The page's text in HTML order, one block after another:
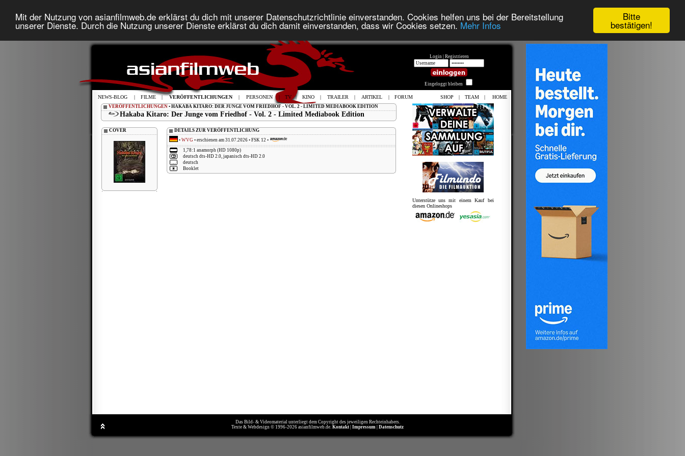
Bitte
bestätigen!
Mit der Nutzung von asianfilmweb.de erklärst du dich mit unserer Datenschutzrichtlinie einverstanden. Cookies helfen uns bei der Bereitstellung
unserer Dienste. Durch die Nutzung unserer Dienste erklärst du dich damit einverstanden, dass wir Cookies setzen. Mehr Infos
NEWS-BLOG | FILME | VERÖFFENTLICHUNGEN | PERSONEN | TV | KINO | TRAILER | ARTIKEL | FORUM SHOP | TEAM | HOME
Login | Registrieren
Eingeloggt bleiben
VERÖFFENTLICHUNGEN • HAKABA KITARO: DER JUNGE VOM FRIEDHOF - VOL. 2 - LIMITED MEDIABOOK EDITION
Hakaba Kitaro: Der Junge vom Friedhof - Vol. 2 - Limited Mediabook Edition
COVER
DETAILS ZUR VERÖFFENTLICHUNG
• WVG • erschienen am 31.07.2026 • FSK 12 •
1,78:1 anamorph (HD 1080p)
deutsch dts-HD 2.0, japanisch dts-HD 2.0
deutsch
Booklet
Unterstütze uns mit einem Kauf bei
diesen Onlineshops
Das Bild- & Videomaterial unterliegt dem Copyright des jeweiligen Rechteinhabers.
Texte & Webdesign © 1996-2026 asianfilmweb.de. Kontakt Impressum Datenschutz